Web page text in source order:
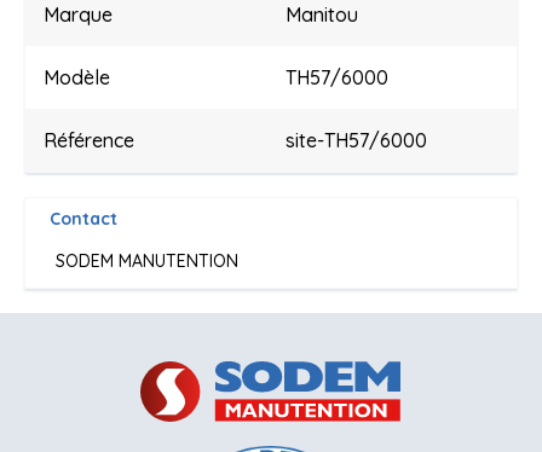
Marque Manitou
Modèle TH57/6000
Référence site-TH57/6000
Contact
SODEM MANUTENTION